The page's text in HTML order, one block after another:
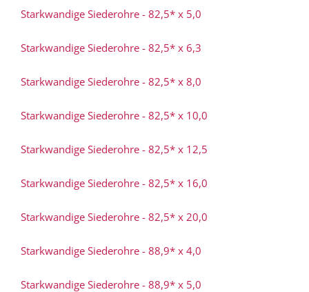
Starkwandige Siederohre - 82,5* x 5,0
Starkwandige Siederohre - 82,5* x 6,3
Starkwandige Siederohre - 82,5* x 8,0
Starkwandige Siederohre - 82,5* x 10,0
Starkwandige Siederohre - 82,5* x 12,5
Starkwandige Siederohre - 82,5* x 16,0
Starkwandige Siederohre - 82,5* x 20,0
Starkwandige Siederohre - 88,9* x 4,0
Starkwandige Siederohre - 88,9* x 5,0